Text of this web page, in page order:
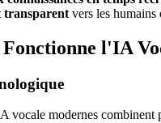
transparent vers les humains
l'IA
vocale modernes combinent